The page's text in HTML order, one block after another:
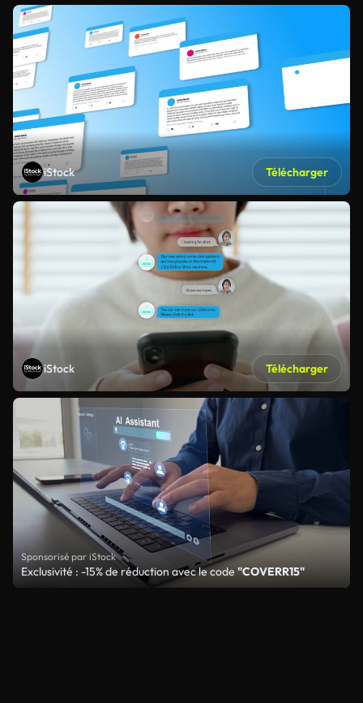
iStock Télécharger
iStock Télécharger
Sponsorisé par iStock
Exclusivité : -15% de réduction avec le code "COVERR15"